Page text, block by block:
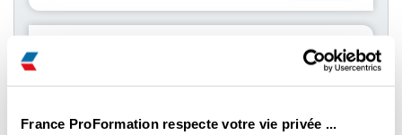
France ProFormation respecte votre vie privée ...
Il reste des places
459.00
€ Net
Choisir